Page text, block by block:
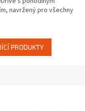
navržený pro všechny
PRODUKTY